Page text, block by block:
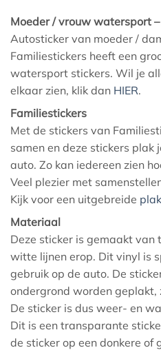
Moeder / vrouw watersport
Autosticker van moeder /
Familiestickers heeft een
watersport stickers. Wil je
elkaar zien, klik dan HIER.
Familiestickers
Met de stickers van
samen en deze stickers plak
auto. Zo kan iedereen zien
Veel plezier met
Kijk voor een uitgebreide
Materiaal
Deze sticker is gemaakt
witte lijnen erop. Dit vinyl is
gebruik op de auto. De
ondergrond worden geplakt,
De sticker is dus weer- en
Dit is een transparante
de sticker op een donkere of